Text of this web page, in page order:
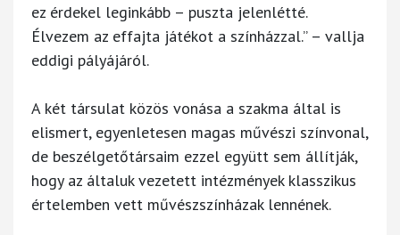
ez érdekel leginkább – puszta jelenlétté.
Élvezem az effajta játékot a színházzal.” – vallja
eddigi pályájáról.
A két társulat közös vonása a szakma által is
elismert, egyenletesen magas művészi színvonal,
de beszélgetőtársaim ezzel együtt sem állítják,
hogy az általuk vezetett intézmények klasszikus
értelemben vett művészszínházak lennének.